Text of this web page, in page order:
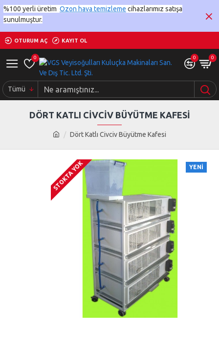
%100 yerli üretim Ozon hava temizleme cihazlarımız satışa
sunulmuştur.
OTURUM AÇ KAYIT OL
0 0 0
Tümü
Dört Katlı Civciv Büyütme Kafesi
DÖRT KATLI CIVCIV BÜYÜTME KAFESI
YENI
STOKTA YOK